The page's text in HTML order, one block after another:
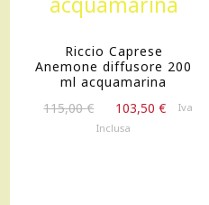
Riccio Caprese
Anemone diffusore 200
ml acquamarina
115,00€
prezzo
103,50€
IlIva
Inclusa